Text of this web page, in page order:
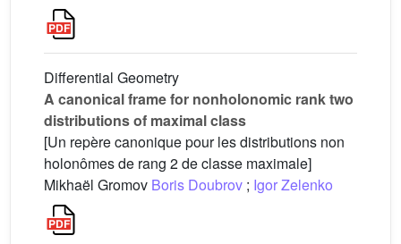
Differential Geometry
A canonical frame for nonholonomic rank two
distributions of maximal class
[Un repère canonique pour les distributions non
holonômes de rang 2 de classe maximale]
Mikhaël Gromov Boris Doubrov ; Igor Zelenko